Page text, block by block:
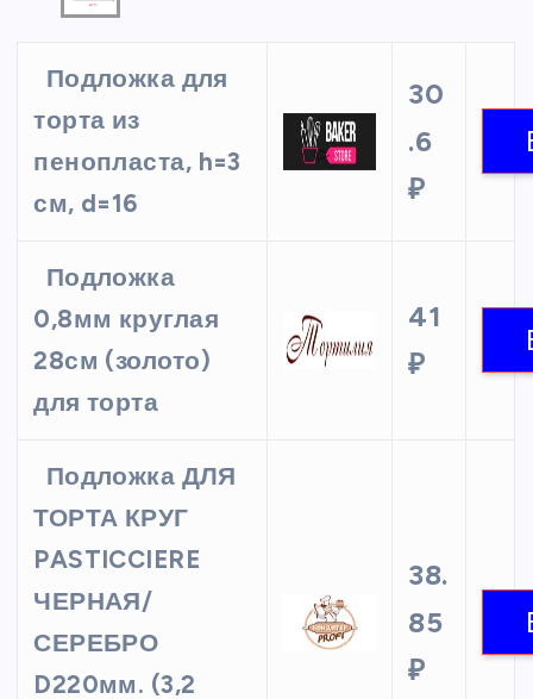
Подложка для
торта из
пенопласта, h=3
см, d=16
30
.6
₽
Подложка
0,8мм круглая
28см (золото)
для торта
41
₽
Подложка ДЛЯ
ТОРТА КРУГ
PASTICCIERE
ЧЕРНАЯ/
СЕРЕБРО
D220мм. (3,2
38.
85
₽